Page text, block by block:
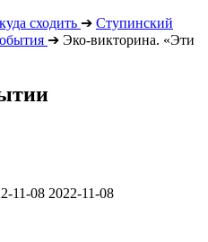
сходить ➔ Ступинский
➔ Эко-викторина. «Эти
11-08 2022-11-08